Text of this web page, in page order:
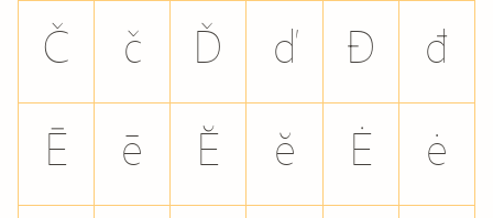
Č č Ď ď Đ đ
Ē ē Ĕ ĕ Ė ė